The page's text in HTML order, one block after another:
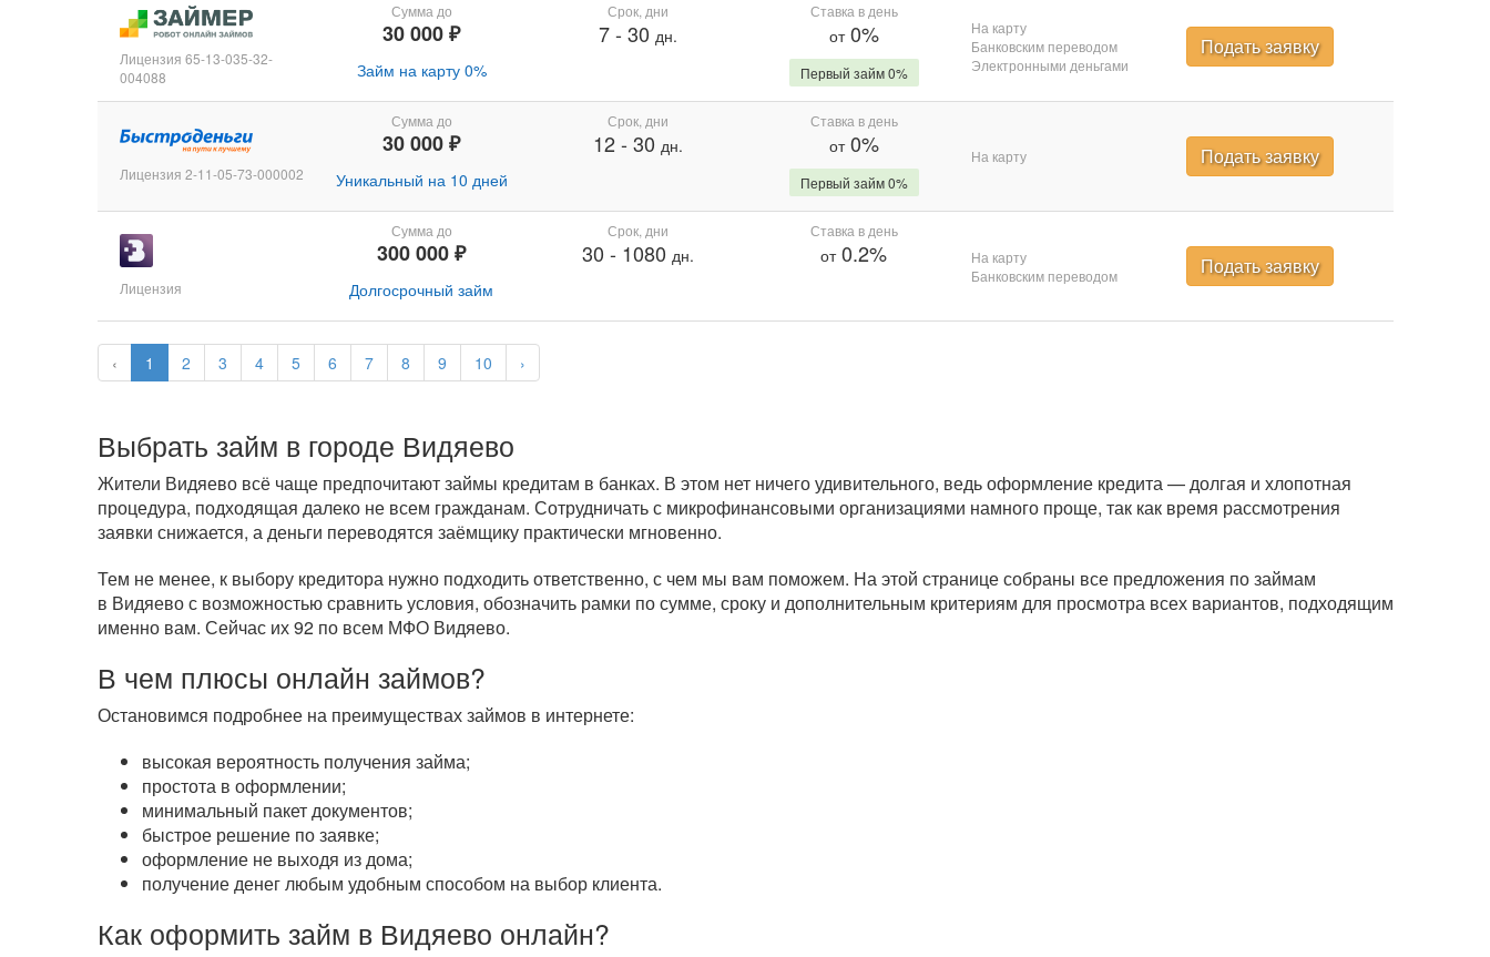
‹ 1 2 3 4 5 6 7 8 9 10 ›
Лицензия 65-13-035-32-
004088
Сумма до
30 000 ₽
Займ на карту 0%
Срок, дни
7- 30 дн.
Ставка в день
от0%
Первый займ 0%
На карту
Банковским переводом
Электронными деньгами
Подать заявку
Лицензия 2-11-05-73-000002
Сумма до
30 000 ₽
Уникальный на 10 дней
Срок, дни
12- 30 дн.
Ставка в день
от0%
Первый займ 0%
На карту Подать заявку
Лицензия
Сумма до
300 000 ₽
Долгосрочный займ
Срок, дни
30 - 1080 дн.
Ставка в день
от0.2%
На карту
Банковским переводом
Подать заявку
Выбрать займ в городе Видяево
Жители Видяево всё чаще предпочитают займы кредитам в банках. В этом нет ничего удивительного, ведь оформление кредита — долгая и хлопотная
процедура, подходящая далеко не всем гражданам. Сотрудничать с микрофинансовыми организациями намного проще, так как время рассмотрения
заявки снижается, а деньги переводятся заёмщику практически мгновенно.
Тем не менее, к выбору кредитора нужно подходить ответственно, с чем мы вам поможем. На этой странице собраны все предложения по займам
в Видяево с возможностью сравнить условия, обозначить рамки по сумме, сроку и дополнительным критериям для просмотра всех вариантов, подходящим
именно вам. Сейчас их 92 по всем МФО Видяево.
В чем плюсы онлайн займов?
Остановимся подробнее на преимуществах займов в интернете:
высокая вероятность получения займа;
простота в оформлении;
минимальный пакет документов;
быстрое решение по заявке;
оформление не выходя из дома;
получение денег любым удобным способом на выбор клиента.
Как оформить займ в Видяево онлайн?